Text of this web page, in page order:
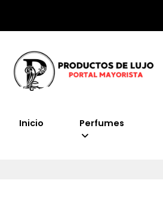
Inicio Perfumes